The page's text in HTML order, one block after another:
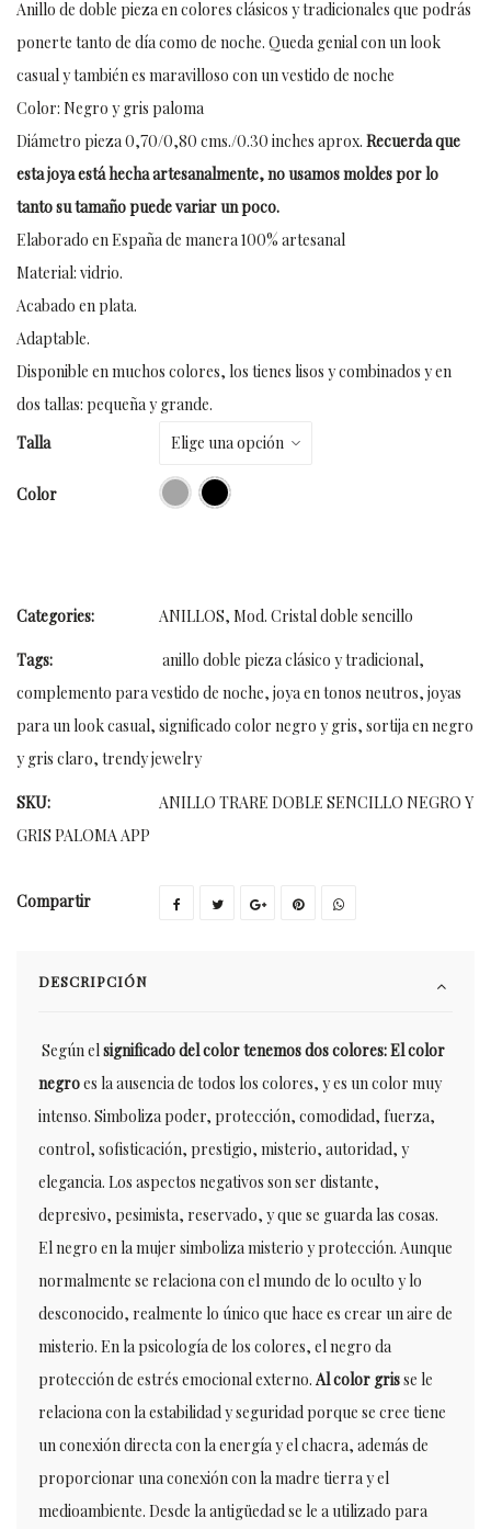
Anillo de doble pieza en colores clásicos y tradicionales que podrás
ponerte tanto de día como de noche. Queda genial con un look
casual y también es maravilloso con un vestido de noche
Color: Negro y gris paloma
Diámetro pieza 0,70/0,80 cms./0.30 inches aprox. Recuerda que
esta joya está hecha artesanalmente, no usamos moldes por lo
tanto su tamaño puede variar un poco.
Elaborado en España de manera 100% artesanal
Material: vidrio.
Acabado en plata.
Adaptable.
Disponible en muchos colores, los tienes lisos y combinados y en
dos tallas: pequeña y grande.
Talla
Color
Categories: ANILLOS, Mod. Cristal doble sencillo
Tags: anillo doble pieza clásico y tradicional,
complemento para vestido de noche, joya en tonos neutros, joyas
para un look casual, significado color negro y gris, sortija en negro
y gris claro, trendy jewelry
SKU:
ANILLO TRARE DOBLE SENCILLO NEGRO Y
GRIS PALOMA APP
Compartir
DESCRIPCIÓN
Según elsignificado del color tenemos dos colores:El color
negroes la ausencia de todos los colores, y es un color muy
intenso. Simboliza poder, protección, comodidad, fuerza,
control, sofisticación, prestigio, misterio, autoridad, y
elegancia. Los aspectos negativos son ser distante,
depresivo, pesimista, reservado, y que se guarda las cosas.
El negro en la mujer simboliza misterio y protección. Aunque
normalmente se relaciona con el mundo de lo oculto y lo
desconocido, realmente lo único que hace es crear un aire de
misterio. En la psicología de los colores, el negro da
protección de estrés emocional externo. Al color grisse le
relaciona con la estabilidad y seguridad porque se cree tiene
un conexión directa con la energía y el chacra, además de
proporcionar una conexión con la madre tierra y el
medioambiente. Desde la antigüedad se le a utilizado para